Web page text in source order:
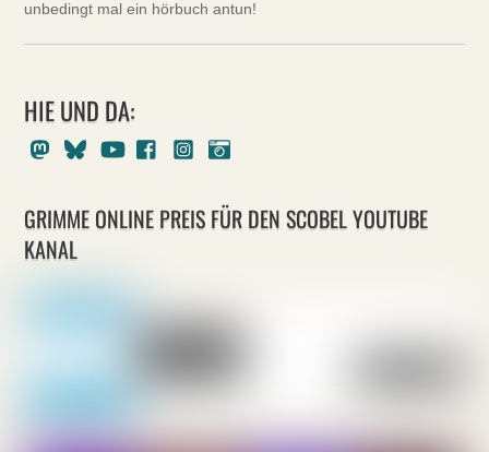
unbedingt mal ein hörbuch antun!
HIE UND DA:
MastodonBlueskyYoutubeFacebookInstagram
GRIMME ONLINE PREIS FÜR DEN SCOBEL YOUTUBE
KANAL